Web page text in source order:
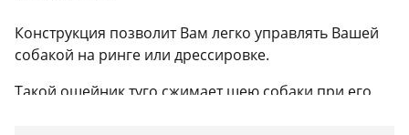
Конструкция позволит Вам легко управлять Вашей
собакой на ринге или дрессировке.
Такой ошейник туго сжимает шею собаки при его